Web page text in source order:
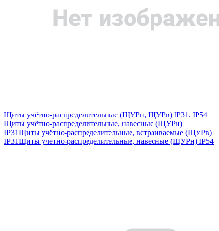
Щиты учётно-распределительные (ЩУРн, ЩУРв) IP31. IP54
Щиты учётно-распределительные, навесные (ЩУРн)
IP31Щиты учётно-распределительные, встраиваемые (ЩУРв)
IP31Щиты учётно-распределительные, навесные (ЩУРн) IP54